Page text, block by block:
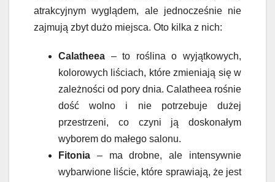
atrakcyjnym wyglądem, ale jednocześnie nie
zajmują zbyt dużo miejsca. Oto kilka z nich:
Calatheea – to roślina o wyjątkowych,
kolorowych liściach, które zmieniają się w
zależności od pory dnia. Calatheea rośnie
dość wolno i nie potrzebuje dużej
przestrzeni, co czyni ją doskonałym
wyborem do małego salonu.
Fitonia – ma drobne, ale intensywnie
wybarwione liście, które sprawiają, że jest